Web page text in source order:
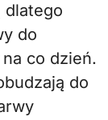
dlatego
do
co dzień.
do